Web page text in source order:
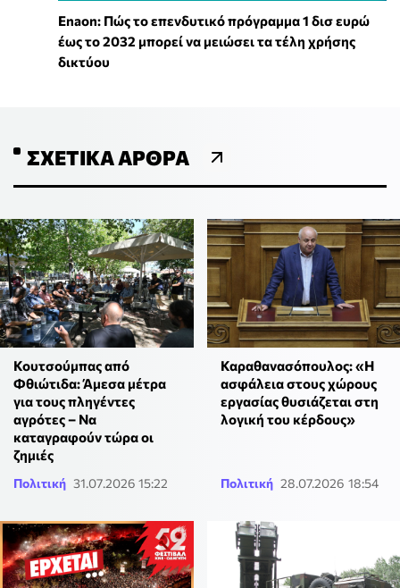
Enaon: Πώς το επενδυτικό πρόγραμμα 1 δισ ευρώ
έως το 2032 μπορεί να μειώσει τα τέλη χρήσης
δικτύου
ΣΧΕΤΙΚΆ ΆΡΘΡΑ
Κουτσούμπας από
Φθιώτιδα: Άμεσα μέτρα
για τους πληγέντες
αγρότες – Να
καταγραφούν τώρα οι
ζημιές
Πολιτική 31.07.2026 15:22
Καραθανασόπουλος: «Η
ασφάλεια στους χώρους
εργασίας θυσιάζεται στη
λογική του κέρδους»
Πολιτική 28.07.2026 18:54